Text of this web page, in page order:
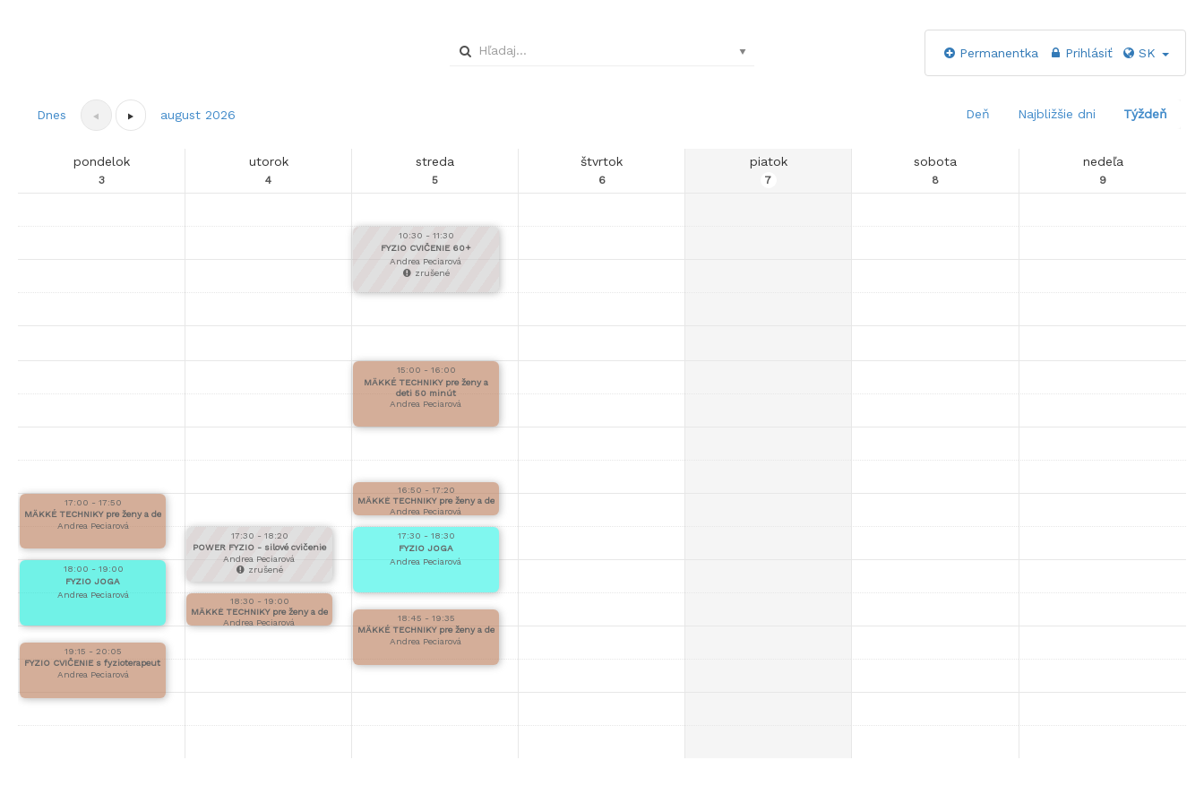
Permanentka Prihlásiť SK
Dnes august 2026 Deň Najbližšie dni Týždeň
pondelok
3
utorok
4
streda
5
štvrtok
6
piatok
7
sobota
8
nedeľa
9
17:00 - 17:50
MÄKKÉ TECHNIKY pre ženy a deti 50 minút
Andrea Peciarová
18:00 - 19:00
FYZIO JOGA
Andrea Peciarová
19:15 - 20:05
FYZIO CVIČENIE s fyzioterapeutkou 50 minút
Andrea Peciarová
17:30 - 18:20
POWER FYZIO - silové cvičenie
Andrea Peciarová
zrušené
18:30 - 19:00
MÄKKÉ TECHNIKY pre ženy a deti 30 minút
Andrea Peciarová
10:30 - 11:30
FYZIO CVIČENIE 60+
Andrea Peciarová
zrušené
15:00 - 16:00
MÄKKÉ TECHNIKY pre ženy a
deti 50 minút
Andrea Peciarová
16:50 - 17:20
MÄKKÉ TECHNIKY pre ženy a deti 30 minút
Andrea Peciarová
17:30 - 18:30
FYZIO JOGA
Andrea Peciarová
18:45 - 19:35
MÄKKÉ TECHNIKY pre ženy a deti 50 minút
Andrea Peciarová